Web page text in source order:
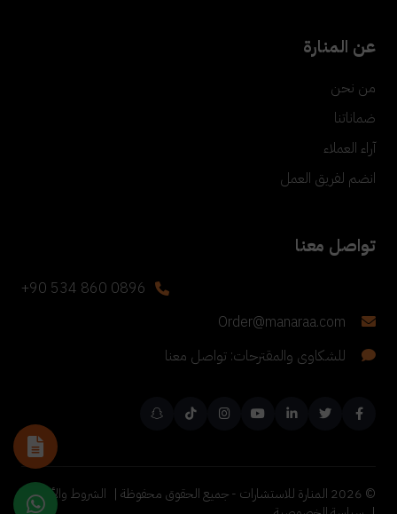
عن المنارة
من نحن
ضماناتنا
آراء العملاء
انضم لفريق العمل
تواصل معنا
+90 534 860 0896
Order@manaraa.com
للشكاوى والمقترحات: تواصل معنا
©
2026 المنارة للاستشارات - جميع الحقوق محفوظة | الشروط والأحكام